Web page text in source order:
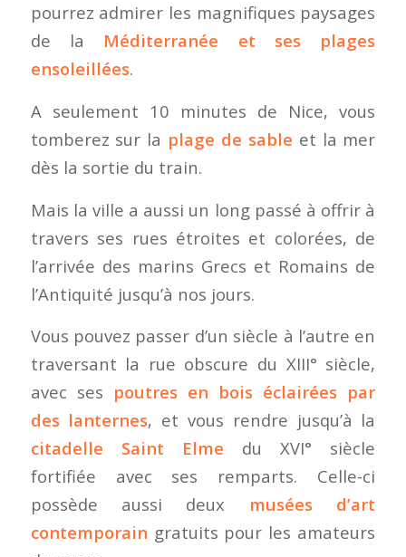
pourrez admirer les magnifiques paysages
de la Méditerranée et ses plages
ensoleillées.
A seulement 10 minutes de Nice, vous
tomberez sur la plage de sable et la mer
dès la sortie du train.
Mais la ville a aussi un long passé à offrir à
travers ses rues étroites et colorées, de
l’arrivée des marins Grecs et Romains de
l’Antiquité jusqu’à nos jours.
Vous pouvez passer d’un siècle à l’autre en
traversant la rue obscure du XIII° siècle,
avec ses poutres en bois éclairées par
des lanternes, et vous rendre jusqu’à la
citadelle Saint Elme du XVI° siècle
fortifiée avec ses remparts. Celle-ci
possède aussi deux musées d’art
contemporain gratuits pour les amateurs